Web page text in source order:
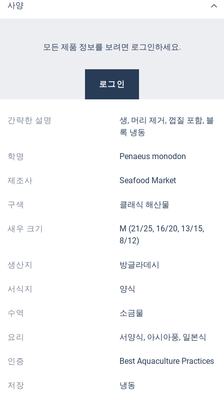
사양
모든 제품 정보를 보려면 로그인하세요.
로그인
간략한 설명
생, 머리 제거, 껍질 포함, 블
록 냉동
학명 Penaeus monodon
제조사 Seafood Market
구색 클래식 해산물
새우 크기
M (21/25, 16/20, 13/15,
8/12)
생산지 방글라데시
서식지 양식
수역 소금물
요리 서양식, 아시아풍, 일본식
인증 Best Aquaculture Practices
저장 냉동